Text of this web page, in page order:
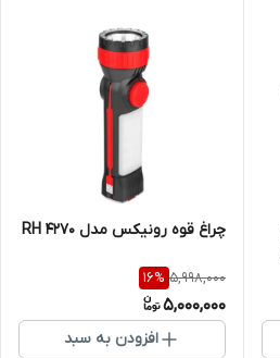
چراغ قوه رونیکس مدل RH 4270
5,998,000
16%
5,000,000
افزودن به سبد